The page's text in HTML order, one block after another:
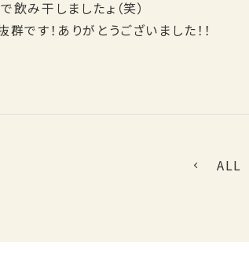
飲み干しましたょ（笑）
群です！ありがとうございました！！
ALL